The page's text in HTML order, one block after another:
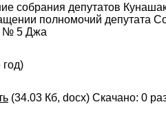
собрания депутатов
полномочий депутата
№ 5 Джа
год)
(34.03 Кб, docx) Скачано: 0